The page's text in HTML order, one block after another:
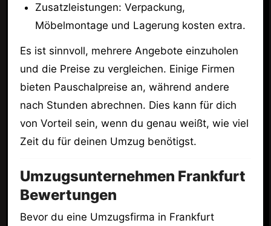
Zusatzleistungen: Verpackung,
Möbelmontage und Lagerung kosten extra.
Es ist sinnvoll, mehrere Angebote einzuholen
und die Preise zu vergleichen. Einige Firmen
bieten Pauschalpreise an, während andere
nach Stunden abrechnen. Dies kann für dich
von Vorteil sein, wenn du genau weißt, wie viel
Zeit du für deinen Umzug benötigst.
Umzugsunternehmen Frankfurt
Bewertungen
Bevor du eine Umzugsfirma in Frankfurt